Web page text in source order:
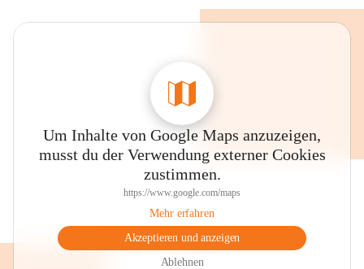
Um Inhalte von Google Maps anzuzeigen,
musst du der Verwendung externer Cookies
zustimmen.
https://www.google.com/maps
Mehr erfahren
Akzeptieren und anzeigen
Ablehnen